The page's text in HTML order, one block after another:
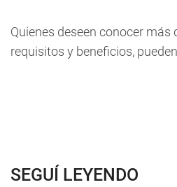
Quienes deseen conocer más
requisitos y beneficios,
SEGUÍ LEYENDO